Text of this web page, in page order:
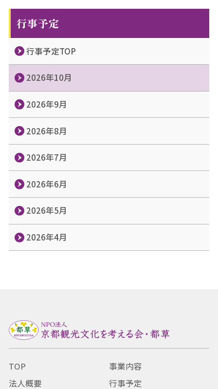
行事予定
行事予定TOP
2026年10月
2026年9月
2026年8月
2026年7月
2026年6月
2026年5月
2026年4月
TOP
法人概要
事業内容
行事予定